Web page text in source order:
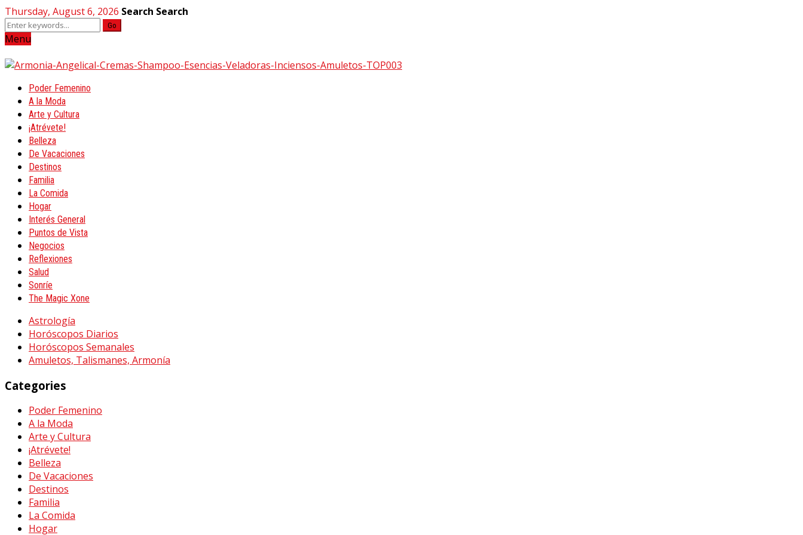
Thursday, August 6, 2026 Search Search
Go
Menu
Poder Femenino
A la Moda
Arte y Cultura
¡Atrévete!
Belleza
De Vacaciones
Destinos
Familia
La Comida
Hogar
Interés General
Puntos de Vista
Negocios
Reflexiones
Salud
Sonríe
The Magic Xone
Astrología
Horóscopos Diarios
Horóscopos Semanales
Amuletos, Talismanes, Armonía
Categories
Poder Femenino
A la Moda
Arte y Cultura
¡Atrévete!
Belleza
De Vacaciones
Destinos
Familia
La Comida
Hogar